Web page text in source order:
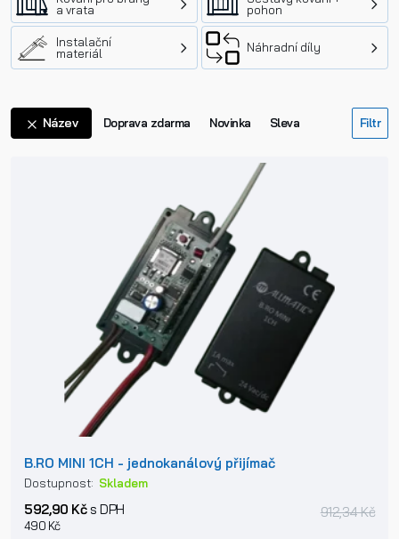
a vrata
pohon
Instalační
materiál
Náhradní díly
Název Doprava zdarma Novinka Sleva
B.RO MINI 1CH - jednokanálový přijímač
Dostupnost: Skladem
592,90 Kčs DPH
490 Kč
912,34 Kč